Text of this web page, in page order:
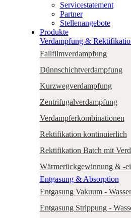
Servicestatement
Partner
Stellenangebote
Produkte
Verdampfung &
Fallfilmverdampfung
Dünnschichtverdampfung
Kurzwegverdampfung
Zentrifugalverdampfung
Verdampferkombinationen
Rektifikation kontinuierlich
Rektifikation Batch mit
Wärmerückgewinnung & -
Entgasung & Absorption
Entgasung Vakuum -
Entgasung Strippung -